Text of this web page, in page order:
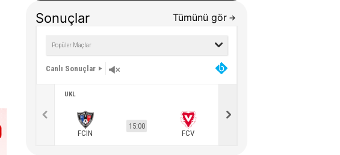
Sonuçlar Tümünü gör
Canlı Sonuçlar
UKL
FCIN
15:00
FCV